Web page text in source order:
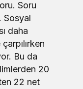
Soru
Sosyal
daha
Bu da
20
22 net